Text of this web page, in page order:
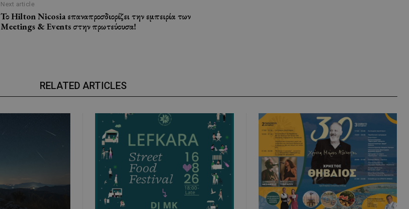
Next article
Το Hilton Nicosia επαναπροσδιορίζει την εμπειρία των
Meetings & Events στην πρωτεύουσα!
RELATED ARTICLES